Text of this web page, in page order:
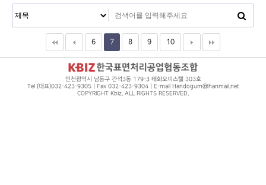
6 7 8 9 10
인천광역시 남동구 간석3동 179-3 태화오피스텔 303호
Tel (대표)032-423-9305 | Fax 032-423-9304 | E-mail Handogum@hanmail.net
COPYRIGHT Kbiz. ALL RIGHTS RESERVED.